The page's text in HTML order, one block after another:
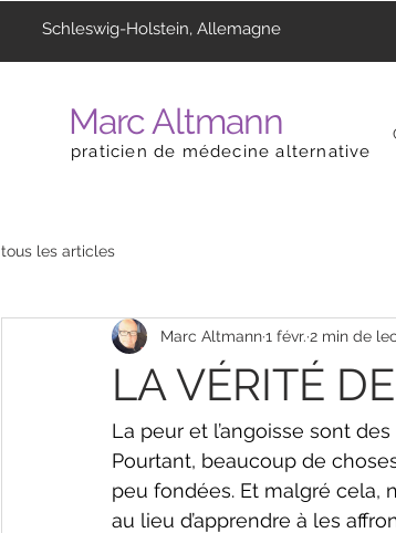
Schleswig-Holstein, Allemagne
Marc Altmann
praticien de médecine alternative
tous les articles
LA VÉRITÉ
Marc Altmann1 févr. 2 min de
La peur et l’angoisse sont
Pourtant, beaucoup de
peu fondées. Et malgré cela,
au lieu d’apprendre à les